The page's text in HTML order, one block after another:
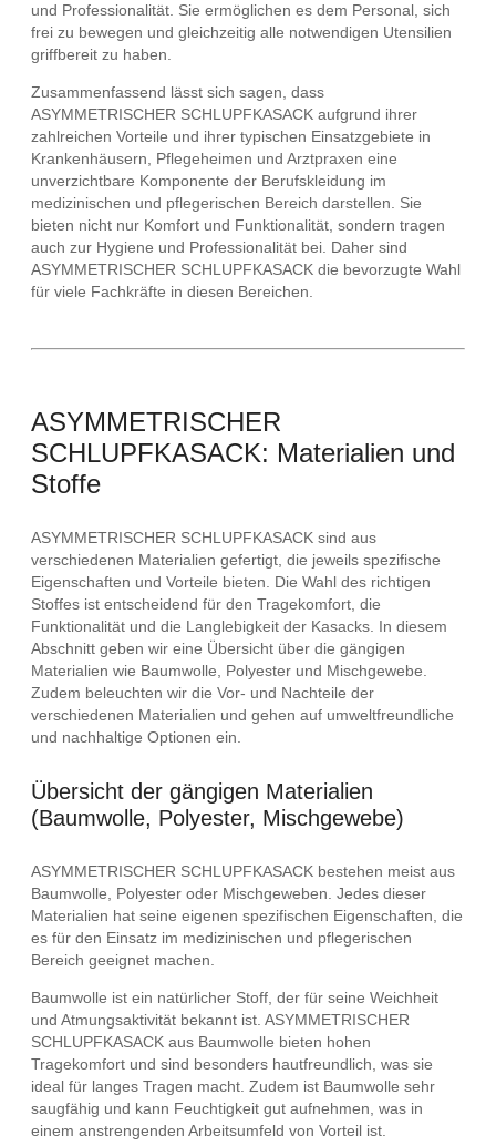
und Professionalität. Sie ermöglichen es dem Personal, sich
frei zu bewegen und gleichzeitig alle notwendigen Utensilien
griffbereit zu haben.
Zusammenfassend lässt sich sagen, dass
ASYMMETRISCHER SCHLUPFKASACK aufgrund ihrer
zahlreichen Vorteile und ihrer typischen Einsatzgebiete in
Krankenhäusern, Pflegeheimen und Arztpraxen eine
unverzichtbare Komponente der Berufskleidung im
medizinischen und pflegerischen Bereich darstellen. Sie
bieten nicht nur Komfort und Funktionalität, sondern tragen
auch zur Hygiene und Professionalität bei. Daher sind
ASYMMETRISCHER SCHLUPFKASACK die bevorzugte Wahl
für viele Fachkräfte in diesen Bereichen.
ASYMMETRISCHER
SCHLUPFKASACK: Materialien und
Stoffe
ASYMMETRISCHER SCHLUPFKASACK sind aus
verschiedenen Materialien gefertigt, die jeweils spezifische
Eigenschaften und Vorteile bieten. Die Wahl des richtigen
Stoffes ist entscheidend für den Tragekomfort, die
Funktionalität und die Langlebigkeit der Kasacks. In diesem
Abschnitt geben wir eine Übersicht über die gängigen
Materialien wie Baumwolle, Polyester und Mischgewebe.
Zudem beleuchten wir die Vor- und Nachteile der
verschiedenen Materialien und gehen auf umweltfreundliche
und nachhaltige Optionen ein.
Übersicht der gängigen Materialien
(Baumwolle, Polyester, Mischgewebe)
ASYMMETRISCHER SCHLUPFKASACK bestehen meist aus
Baumwolle, Polyester oder Mischgeweben. Jedes dieser
Materialien hat seine eigenen spezifischen Eigenschaften, die
es für den Einsatz im medizinischen und pflegerischen
Bereich geeignet machen.
Baumwolle ist ein natürlicher Stoff, der für seine Weichheit
und Atmungsaktivität bekannt ist. ASYMMETRISCHER
SCHLUPFKASACK aus Baumwolle bieten hohen
Tragekomfort und sind besonders hautfreundlich, was sie
ideal für langes Tragen macht. Zudem ist Baumwolle sehr
saugfähig und kann Feuchtigkeit gut aufnehmen, was in
einem anstrengenden Arbeitsumfeld von Vorteil ist.